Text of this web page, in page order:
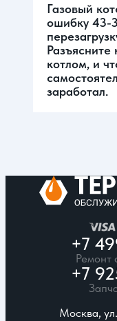
Газовый
ошибку 43-
Разъясните
котлом, и
заработал.
+7
Ремонт
+7
Москва,